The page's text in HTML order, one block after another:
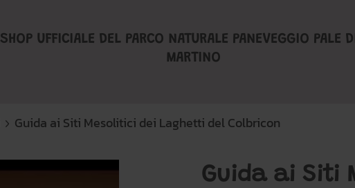
SHOP UFFICIALE DEL PARCO NATURALE PANEVEGGIO PALE
MARTINO
Guida ai Siti Mesolitici dei Laghetti del Colbricon
Guida ai Siti